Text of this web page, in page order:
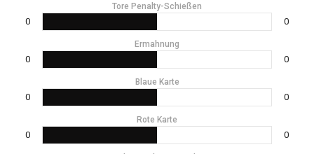
Tore Penalty-Schießen
0 0
Ermahnung
0 0
Blaue Karte
0 0
Rote Karte
0 0